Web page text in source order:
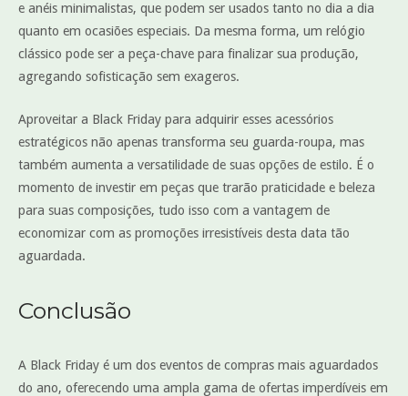
e anéis minimalistas, que podem ser usados tanto no dia a dia
quanto em ocasiões especiais. Da mesma forma, um relógio
clássico pode ser a peça-chave para finalizar sua produção,
agregando sofisticação sem exageros.
Aproveitar a Black Friday para adquirir esses acessórios
estratégicos não apenas transforma seu guarda-roupa, mas
também aumenta a versatilidade de suas opções de estilo. É o
momento de investir em peças que trarão praticidade e beleza
para suas composições, tudo isso com a vantagem de
economizar com as promoções irresistíveis desta data tão
aguardada.
Conclusão
A Black Friday é um dos eventos de compras mais aguardados
do ano, oferecendo uma ampla gama de ofertas imperdíveis em